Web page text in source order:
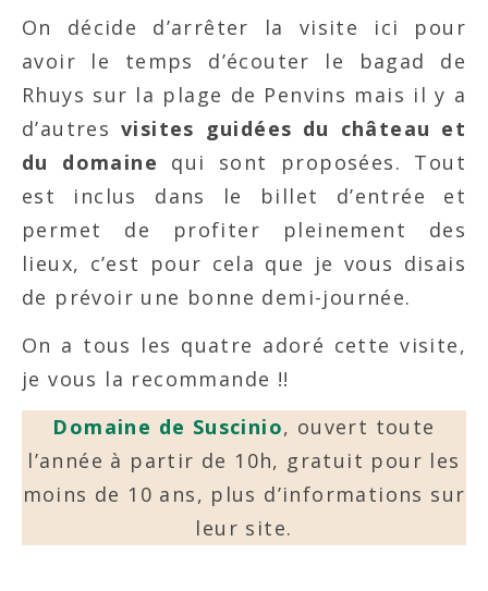
On décide d’arrêter la visite ici pour
avoir le temps d’écouter le bagad de
Rhuys sur la plage de Penvins mais il y a
d’autres visites guidées du château et
du domaine qui sont proposées. Tout
est inclus dans le billet d’entrée et
permet de profiter pleinement des
lieux, c’est pour cela que je vous disais
de prévoir une bonne demi-journée.
On a tous les quatre adoré cette visite,
je vous la recommande !!
Domaine de Suscinio, ouvert toute
l’année à partir de 10h, gratuit pour les
moins de 10 ans, plus d’informations sur
leur site.